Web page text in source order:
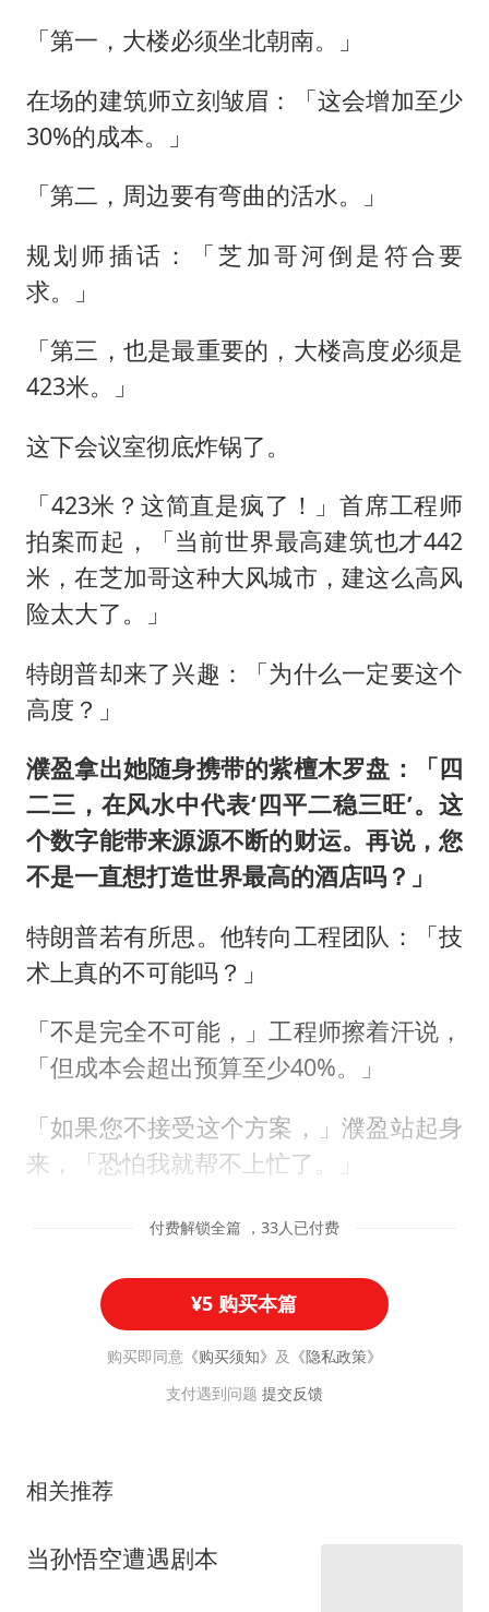
「第一，大楼必须坐北朝南。」
在场的建筑师立刻皱眉：「这会增加至少
30%的成本。」
「第二，周边要有弯曲的活水。」
规划师插话：「芝加哥河倒是符合要
求。」
「第三，也是最重要的，大楼高度必须是
423米。」
这下会议室彻底炸锅了。
「423米？这简直是疯了！」首席工程师
拍案而起，「当前世界最高建筑也才442
米，在芝加哥这种大风城市，建这么高风
险太大了。」
特朗普却来了兴趣：「为什么一定要这个
高度？」
濮盈拿出她随身携带的紫檀木罗盘：「四
二三，在风水中代表‘四平二稳三旺’。这
个数字能带来源源不断的财运。再说，您
不是一直想打造世界最高的酒店吗？」
特朗普若有所思。他转向工程团队：「技
术上真的不可能吗？」
「不是完全不可能，」工程师擦着汗说，
「但成本会超出预算至少40%。」
「如果您不接受这个方案，」濮盈站起身
来，「恐怕我就帮不上忙了。」
付费解锁全篇 ，33人已付费
¥5 购买本篇
购买即同意 《购买须知》 及 《隐私政策》
支付遇到问题 提交反馈
相关推荐
当孙悟空遭遇剧本